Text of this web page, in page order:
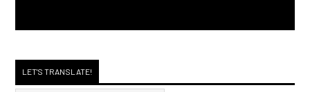
LET'S TRANSLATE!